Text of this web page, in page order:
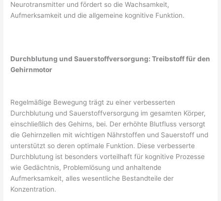
Neurotransmitter und fördert so die Wachsamkeit,
Aufmerksamkeit und die allgemeine kognitive Funktion.
Durchblutung und Sauerstoffversorgung: Treibstoff für den
Gehirnmotor
Regelmäßige Bewegung trägt zu einer verbesserten
Durchblutung und Sauerstoffversorgung im gesamten Körper,
einschließlich des Gehirns, bei. Der erhöhte Blutfluss versorgt
die Gehirnzellen mit wichtigen Nährstoffen und Sauerstoff und
unterstützt so deren optimale Funktion. Diese verbesserte
Durchblutung ist besonders vorteilhaft für kognitive Prozesse
wie Gedächtnis, Problemlösung und anhaltende
Aufmerksamkeit, alles wesentliche Bestandteile der
Konzentration.